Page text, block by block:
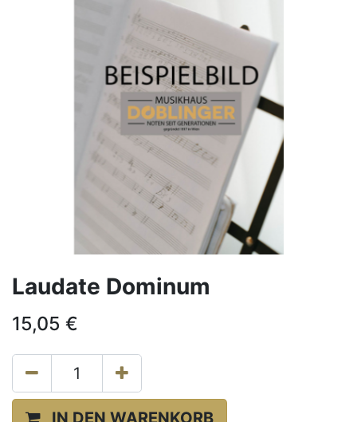
Laudate Dominum
15,05 €
IN DEN WARENKORB